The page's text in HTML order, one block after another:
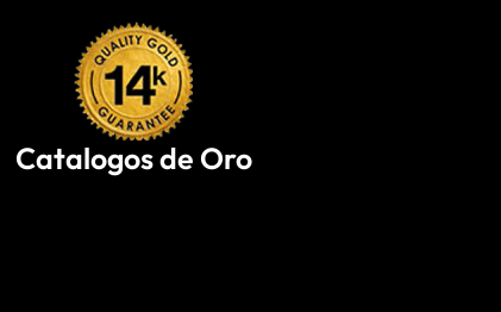
Catalogos de Oro